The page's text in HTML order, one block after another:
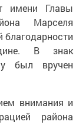
имени Главы
Марселя
благодарности
В знак
был вручен
внимания и
района